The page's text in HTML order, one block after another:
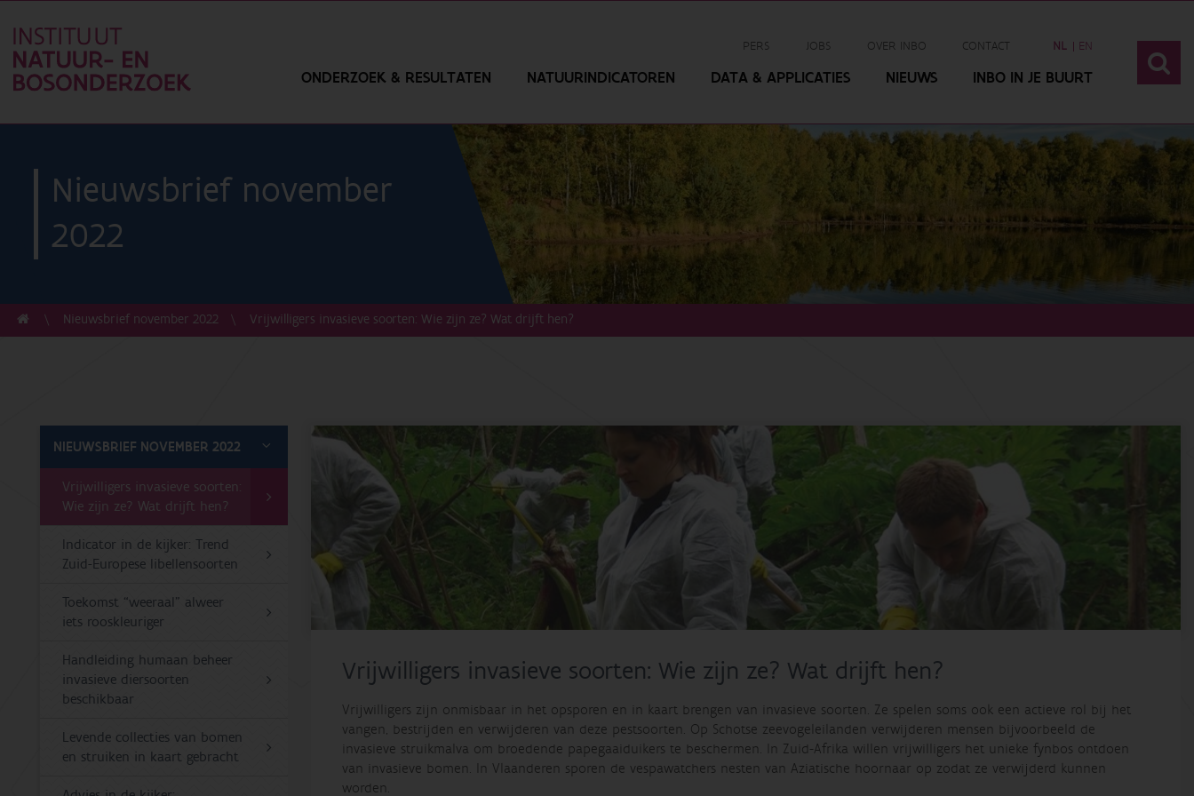
PERS JOBS OVER INBO CONTACT NL EN
ONDERZOEK & RESULTATEN NATUURINDICATOREN DATA & APPLICATIES NIEUWS INBO IN JE BUURT
Nieuwsbrief november
2022
Nieuwsbrief november 2022 Vrijwilligers invasieve soorten: Wie zijn ze? Wat drijft hen?
NIEUWSBRIEF NOVEMBER 2022
Vrijwilligers invasieve soorten:
Wie zijn ze? Wat drijft hen?
Indicator in de kijker: Trend
Zuid-Europese libellensoorten
Toekomst “weeraal” alweer
iets rooskleuriger
Handleiding humaan beheer
invasieve diersoorten
beschikbaar
Levende collecties van bomen
en struiken in kaart gebracht
Vrijwilligers invasieve soorten: Wie zijn ze? Wat drijft hen?
Vrijwilligers zijn onmisbaar in het opsporen en in kaart brengen van invasieve soorten. Ze spelen soms ook een actieve rol bij het
vangen, bestrijden en verwijderen van deze pestsoorten. Op Schotse zeevogeleilanden verwijderen mensen bijvoorbeeld de
invasieve struikmalva om broedende papegaaiduikers te beschermen. In Zuid-Afrika willen vrijwilligers het unieke fynbos ontdoen
van invasieve bomen. In Vlaanderen sporen de vespawatchers nesten van Aziatische hoornaar op zodat ze verwijderd kunnen
worden.